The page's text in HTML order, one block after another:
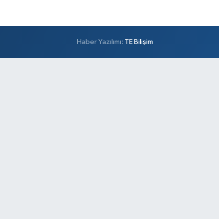
Haber Yazılımı: TE Bilişim